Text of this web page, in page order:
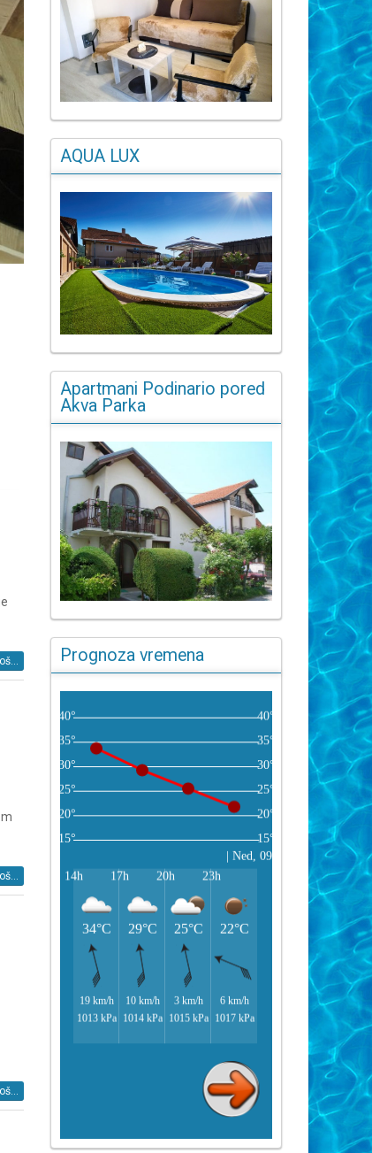
AQUA LUX
Apartmani Podinario pored
Akva Parka
Prognoza vremena